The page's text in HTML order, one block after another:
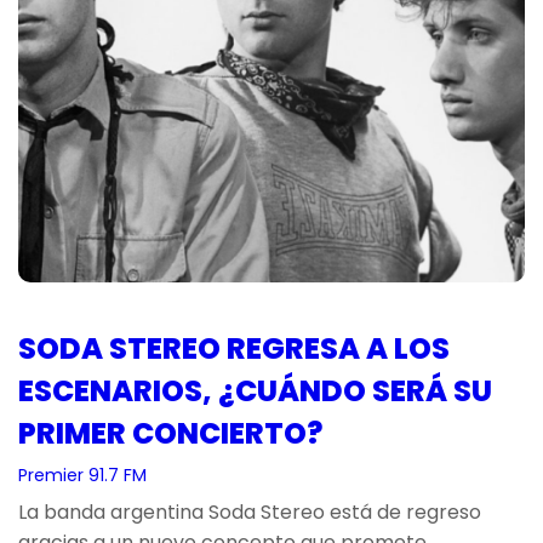
SODA STEREO REGRESA A LOS
ESCENARIOS, ¿CUÁNDO SERÁ SU
PRIMER CONCIERTO?
Premier 91.7 FM
La banda argentina Soda Stereo está de regreso